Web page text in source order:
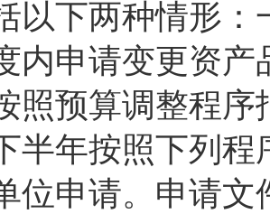
以下两种情形
内申请变更资
照预算调整程
半年按照下列程
位申请。申请